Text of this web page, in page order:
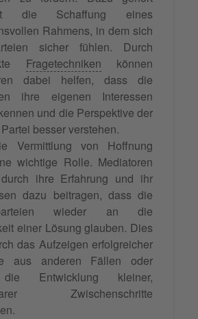
die Schaffung eines
Rahmens, in dem sich
sicher fühlen. Durch
Fragetechniken können
dabei helfen, dass die
ihre eigenen Interessen
und die Perspektive der
besser verstehen.
Vermittlung von Hoffnung
wichtige Rolle. Mediatoren
ihre Erfahrung und ihr
dazu beitragen, dass die
wieder an die
einer Lösung glauben. Dies
das Aufzeigen erfolgreicher
aus anderen Fällen oder
Entwicklung kleiner,
Zwischenschritte